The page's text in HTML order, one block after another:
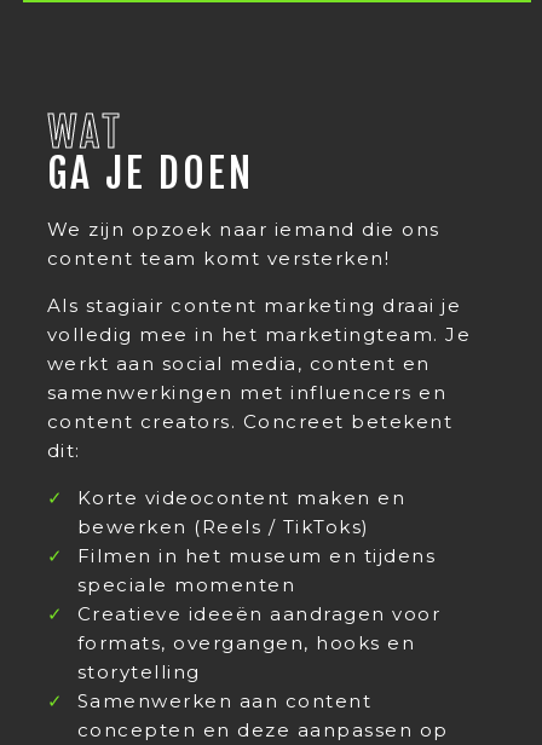
WAT
GA JE DOEN
We zijn opzoek naar iemand die ons
content team komt versterken!
Als stagiair content marketing draai je
volledig mee in het marketingteam. Je
werkt aan social media, content en
samenwerkingen met influencers en
content creators. Concreet betekent
dit:
Korte videocontent maken en
bewerken (Reels / TikToks)
Filmen in het museum en tijdens
speciale momenten
Creatieve ideeën aandragen voor
formats, overgangen, hooks en
storytelling
Samenwerken aan content
concepten en deze aanpassen op